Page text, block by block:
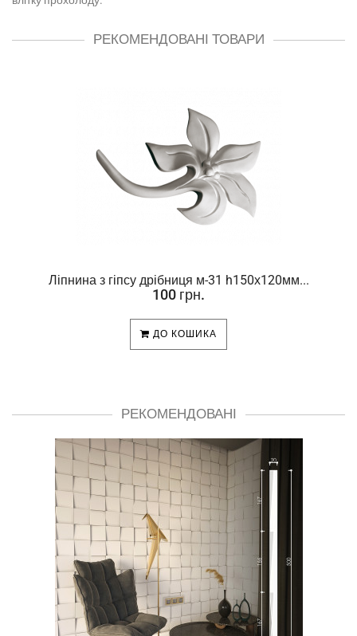
РЕКОМЕНДОВАНІ ТОВАРИ
Ліпнина з гіпсу дрібниця м-31 h150х120мм...
100 грн.
ДО КОШИКА
РЕКОМЕНДОВАНІ